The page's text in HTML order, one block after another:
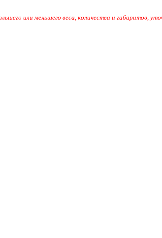
или меньшего веса, количества и габаритов,